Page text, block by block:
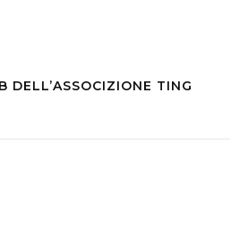
DELL’ASSOCIZIONE TING